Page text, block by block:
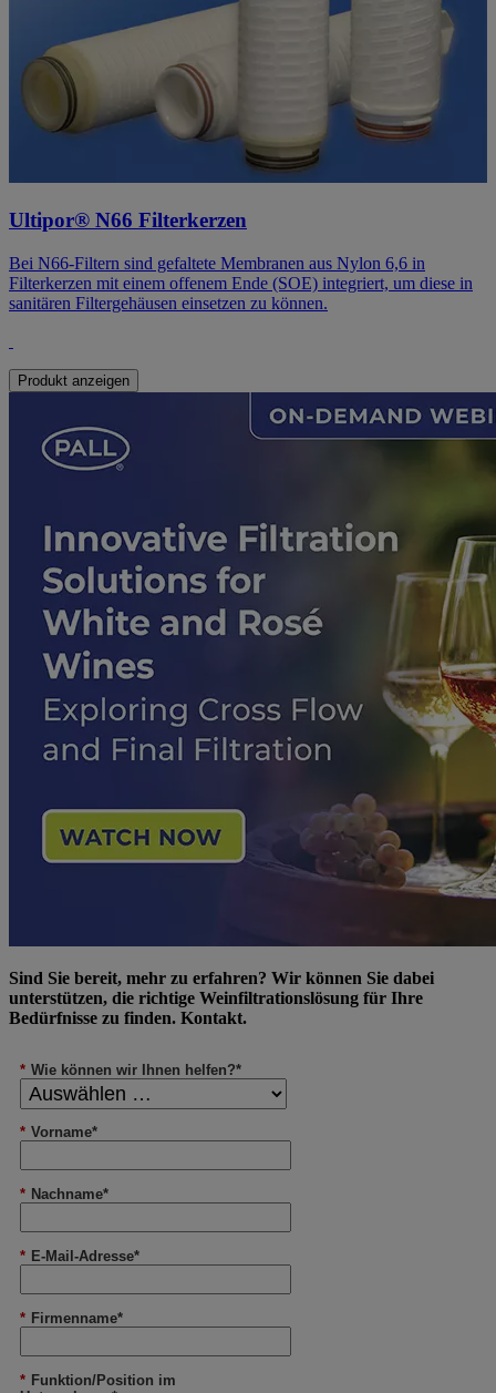
Ultipor® N66 Filterkerzen
Bei N66-Filtern sind gefaltete Membranen aus Nylon 6,6 in
Filterkerzen mit einem offenem Ende (SOE) integriert, um diese in
sanitären Filtergehäusen einsetzen zu können.
Produkt anzeigen
Sind Sie bereit, mehr zu erfahren? Wir können Sie dabei
unterstützen, die richtige Weinfiltrationslösung für Ihre
Bedürfnisse zu finden. Kontakt.
* Wie können wir Ihnen helfen?*
* Vorname*
* Nachname*
* E-Mail-Adresse*
* Firmenname*
* Funktion/Position im